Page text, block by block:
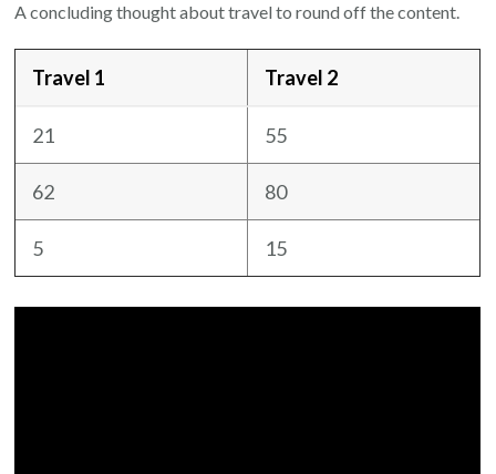
A concluding thought about travel to round off the content.
Travel 1 Travel 2
21 55
62 80
5 15